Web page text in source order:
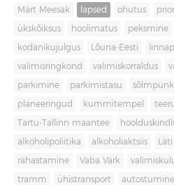
Märt Meesak lapsed ohutus
ükskõiksus hoolimatus peksmine
kodanikujulgus Lõuna-Eesti
valimisringkond valimiskorraldus
parkimine parkimistasu
planeeringud kummitempel
Tartu-Tallinn maantee
alkoholipoliitika alkoholiaktsiis Läti
rahastamine Vaba Värk
tramm ühistransport autostumine